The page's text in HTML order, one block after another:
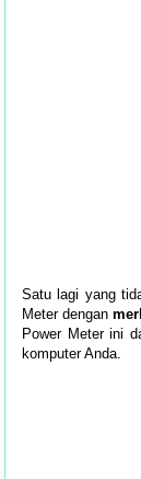
Satu lagi yang
Meter dengan
Power Meter ini
komputer Anda.